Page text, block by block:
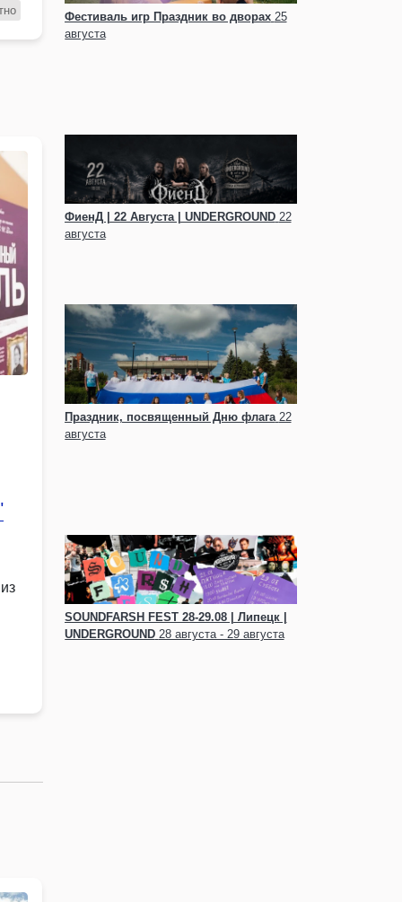
Фестиваль игр Праздник во дворах 25
августа
ФиенД | 22 Августа | UNDERGROUND 22
августа
Праздник, посвященный Дню флага 22
августа
SOUNDFARSH FEST 28-29.08 | Липецк |
UNDERGRОUND 28 августа - 29 августа